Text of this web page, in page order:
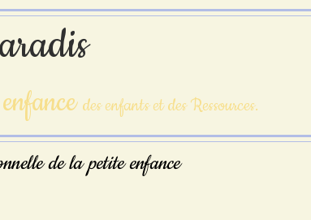
des enfants et des Ressources.
de la petite enfance